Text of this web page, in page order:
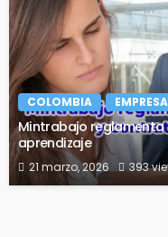
COLOMBIA
Mintrabajo
aprendizaje
21 marzo, 2026 393